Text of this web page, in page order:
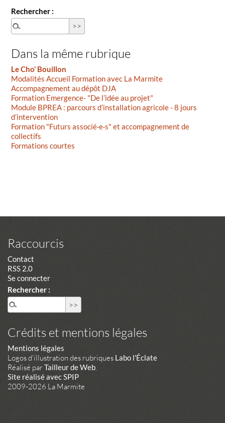
Rechercher :
Dans la même rubrique
Le Cho’ Bouillon
Modalités Accueil Formation avec La Marmite
Accompagnement au dépôt DJA
Formation Emergence- "De l’idée au projet"
Module BPREA : parcours d’installation agricole - 8 jours
d’intervention
Formation "Futurs associé·e·s" et accompagnement de
collectifs
Formations courtes
Raccourcis
Contact
RSS 2.0
Se connecter
Rechercher :
Crédits et mentions légales
Mentions légales
Logos d'illustration des rubriques Labo l'Éclate
Réalisé parTailleur de Web.
Site réalisé avec SPIP
2009-2026 La Marmite